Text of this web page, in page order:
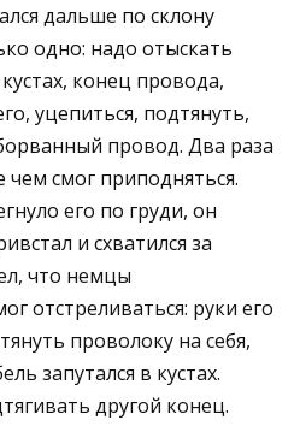
дальше по склону
одно: надо отыскать
конец провода,
уцепиться, подтянуть,
провод. Два раза
смог приподняться.
его по груди, он
и схватился за
что немцы
отстреливаться: руки его
проволоку на себя,
запутался в кустах.
другой конец.